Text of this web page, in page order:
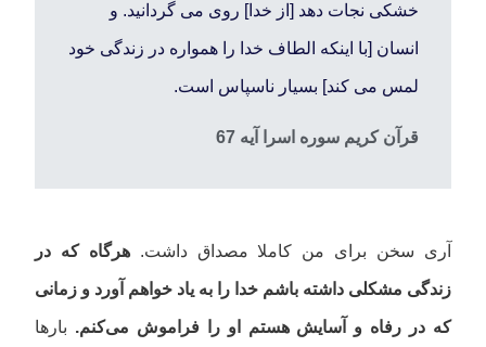
خشکی نجات دهد [از خدا] روی می گردانید. و
انسان [با اینکه الطاف خدا را همواره در زندگی خود
لمس می کند] بسیار ناسپاس است.
قرآن کریم سوره اسرا آیه 67
آری سخن برای من کاملا مصداق داشت. هرگاه که در
زندگی مشکلی داشته باشم خدا را به یاد خواهم آورد و زمانی
که در رفاه و آسایش هستم او را فراموش می‌کنم.بارها